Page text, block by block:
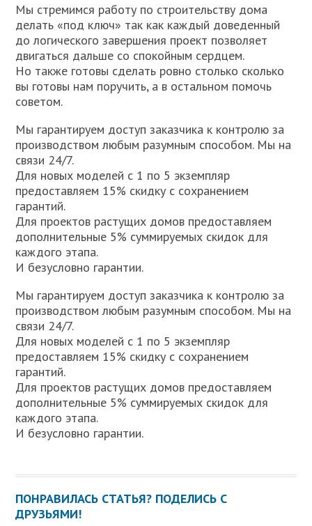
Мы стремимся работу по строительству дома
делать «под ключ» так как каждый доведенный
до логического завершения проект позволяет
двигаться дальше со спокойным сердцем.
Но также готовы сделать ровно столько сколько
вы готовы нам поручить, а в остальном помочь
советом.
Мы гарантируем доступ заказчика к контролю за
производством любым разумным способом. Мы на
связи 24/7.
Для новых моделей с 1 по 5 экземпляр
предоставляем 15% скидку с сохранением
гарантий.
Для проектов растущих домов предоставляем
дополнительные 5% суммируемых скидок для
каждого этапа.
И безусловно гарантии.
Мы гарантируем доступ заказчика к контролю за
производством любым разумным способом. Мы на
связи 24/7.
Для новых моделей с 1 по 5 экземпляр
предоставляем 15% скидку с сохранением
гарантий.
Для проектов растущих домов предоставляем
дополнительные 5% суммируемых скидок для
каждого этапа.
И безусловно гарантии.
ПОНРАВИЛАСЬ СТАТЬЯ? ПОДЕЛИСЬ С
ДРУЗЬЯМИ!